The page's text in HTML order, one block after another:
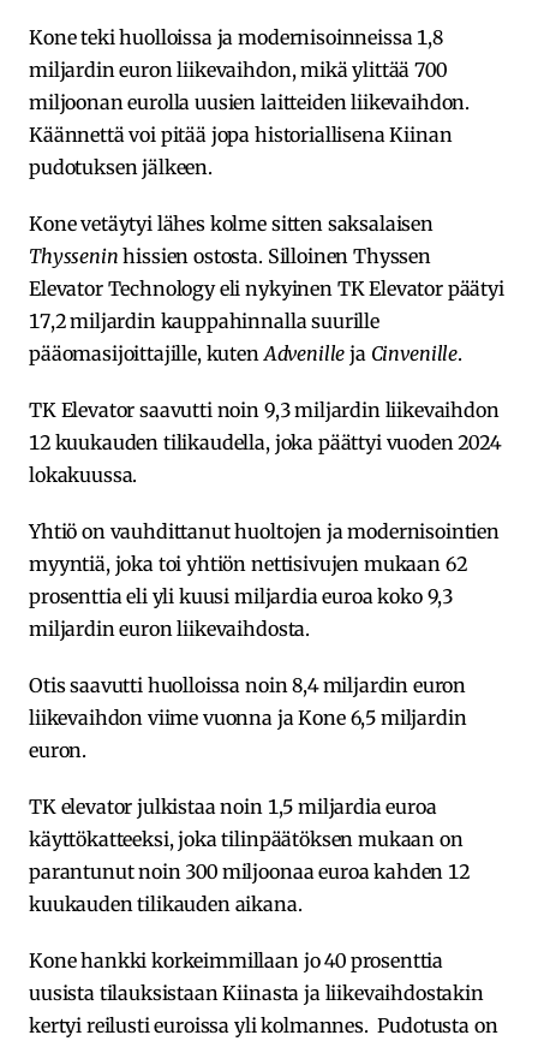
Kone teki huolloissa ja modernisoinneissa 1,8
miljardin euron liikevaihdon, mikä ylittää 700
miljoonan eurolla uusien laitteiden liikevaihdon.
Käännettä voi pitää jopa historiallisena Kiinan
pudotuksen jälkeen.
Kone vetäytyi lähes kolme sitten saksalaisen
Thyssenin hissien ostosta. Silloinen Thyssen
Elevator Technology eli nykyinen TK Elevator päätyi
17,2 miljardin kauppahinnalla suurille
pääomasijoittajille, kutenAdvenille ja Cinvenille.
TK Elevator saavutti noin 9,3 miljardin liikevaihdon
12 kuukauden tilikaudella, joka päättyi vuoden 2024
lokakuussa.
Yhtiö on vauhdittanut huoltojen ja modernisointien
myyntiä, joka toi yhtiön nettisivujen mukaan 62
prosenttia eli yli kuusi miljardia euroa koko 9,3
miljardin euron liikevaihdosta.
Otis saavutti huolloissa noin 8,4 miljardin euron
liikevaihdon viime vuonna ja Kone 6,5 miljardin
euron.
TK elevator julkistaa noin 1,5 miljardia euroa
käyttökatteeksi, joka tilinpäätöksen mukaan on
parantunut noin 300 miljoonaa euroa kahden 12
kuukauden tilikauden aikana.
Kone hankki korkeimmillaan jo 40 prosenttia
uusista tilauksistaan Kiinasta ja liikevaihdostakin
kertyi reilusti euroissa yli kolmannes. Pudotusta on